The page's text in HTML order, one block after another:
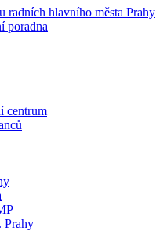
radních hlavního města Prahy
poradna
centrum
Prahy